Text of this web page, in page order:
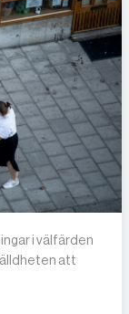
i välfärden
att